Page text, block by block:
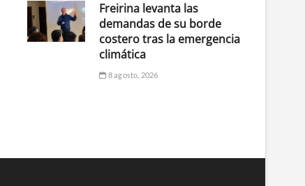
Freirina levanta las
demandas de su borde
costero tras la emergencia
climática
8 agosto, 2026